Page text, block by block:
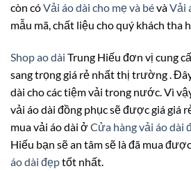
còn cóVải áo dài cho mẹ và bévàVải
mẫu mã, chất liệu cho quý khách tha
Shop ao dài Trung Hiếu đơn vị cung
sang trọng giá rẻ nhất thị trường .
dài cho các tiệm vải trong nước. Vì
vải áo dài đồng phục sẽ được giá giá
mua vải áo dài ở Cửa hàng vải áo dài
Hiếu bạn sẽ an tâm sẽ là đã mua
áo dài đẹptốt nhất.